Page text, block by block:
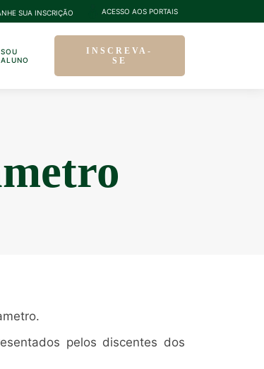
SUA INSCRIÇÃO ACESSO AOS PORTAIS
SOU
ALUNO
INSCREVA-
SE
pelos discentes dos